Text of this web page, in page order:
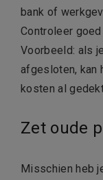
bank of
Controleer
Voorbeeld: als
afgesloten, kan
kosten al
Zet oude
Misschien heb